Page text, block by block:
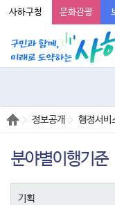
사하구청 문화관광
정보공개 행정서비
분야별이행기준
기획